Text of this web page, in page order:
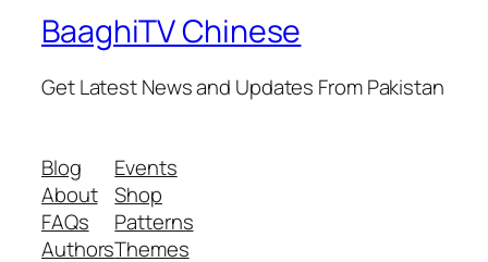
BaaghiTV Chinese
Get Latest News and Updates From Pakistan
Blog
About
FAQs
Authors
Events
Shop
Patterns
Themes